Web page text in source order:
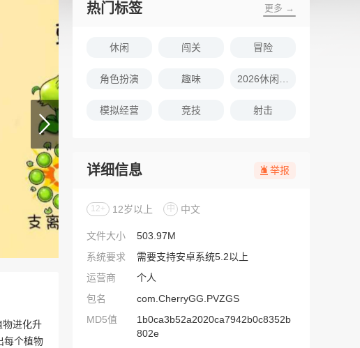
物进化升
每个植物
热门标签 更多 →
休闲 闯关 冒险
角色扮演 趣味
模拟经营 竞技 射击
详细信息 举报
12+ 12岁以上 中 中文
文件大小
503.97M
系统要求
需要支持安卓系统5.2以上
运营商
个人
包名
com.CherryGG.PVZGS
MD5值
1b0ca3b52a2020ca7942b0c8352b
802e